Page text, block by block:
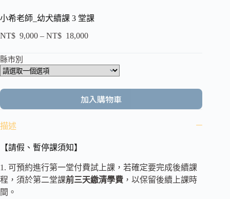
小希老師_幼犬續課 3 堂課
NT$ 9,000 – NT$ 18,000
縣市別
加入購物車
描述
【請假、暫停課須知】
1. 可預約進行第一堂付費試上課，若確定要完成後續課
程，須於第二堂課前三天繳清學費 ，以保留後續上課時
間。